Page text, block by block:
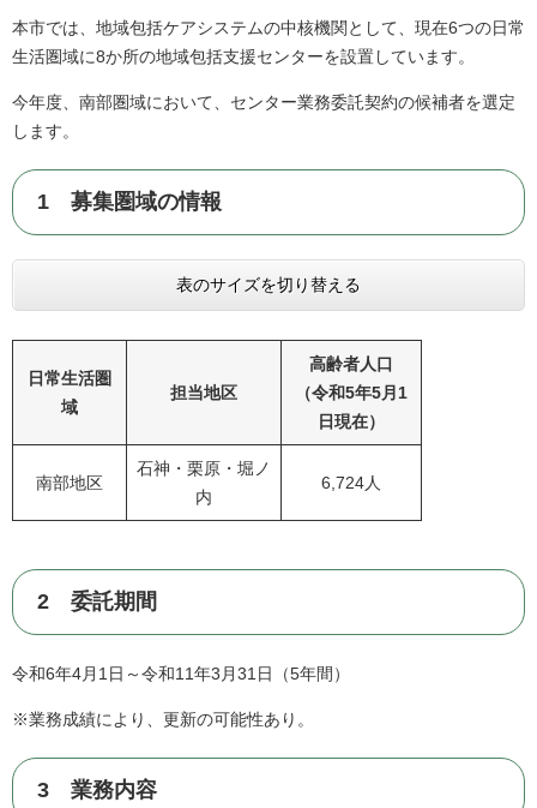
本市では、地域包括ケアシステムの中核機関として、現在6つの日常
生活圏域に8か所の地域包括支援センターを設置しています。
今年度、南部圏域において、センター業務委託契約の候補者を選定
します。
1 募集圏域の情報
表のサイズを切り替える
日常生活圏
域
担当地区
高齢者人口
（令和5年5月1
日現在）
南部地区
石神・栗原・堀ノ
内
6,724人
2 委託期間
令和6年4月1日～令和11年3月31日（5年間）
※業務成績により、更新の可能性あり。
3 業務内容